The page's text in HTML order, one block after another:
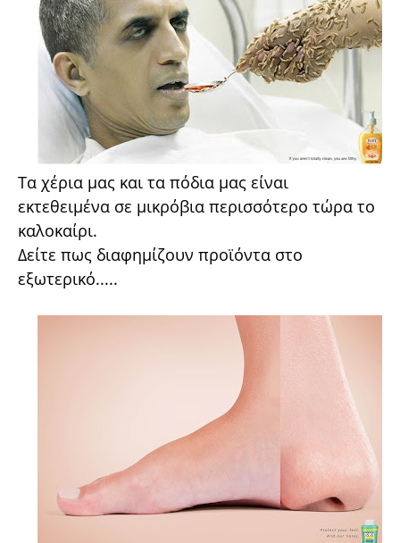
Τα χέρια μας και τα πόδια μας είναι
εκτεθειμένα σε μικρόβια περισσότερο τώρα το
καλοκαίρι.
Δείτε πως διαφημίζουν προϊόντα στο
εξωτερικό.....